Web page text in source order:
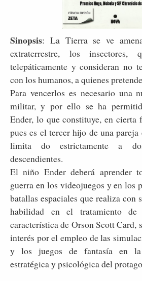
Sinopsis: La Tierra se ve
extraterres­tre, los insectores,
telepáticamente y consideran no
con los hu­manos, a quienes
Para vencerlos es necesario una
militar, y por ello se ha
Ender, lo que constituye, en cierta
pues es el tercer hijo de una
limita­ do estrictamente a
descendientes.
El niño Ender deberá aprender
guerra en los videojuegos y en los
batallas espaciales que realiza con
habilidad en el tratamiento de
característica de Orson Scott Card,
interés por el empleo de las
y los juegos de fantasía en
estratégica y psicológica del